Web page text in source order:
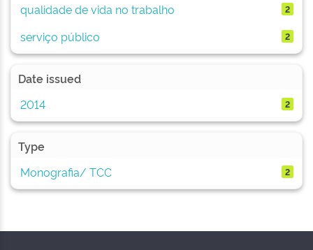
qualidade de vida no trabalho 2
serviço público 2
Date issued
2014
2
Type
Monografia/ TCC
2